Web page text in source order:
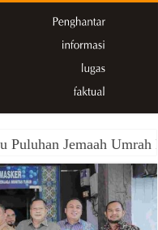
Puluhan Jemaah